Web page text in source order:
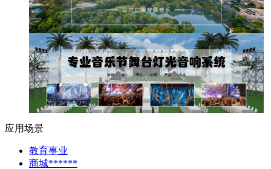
应用场景
教育事业
商城******